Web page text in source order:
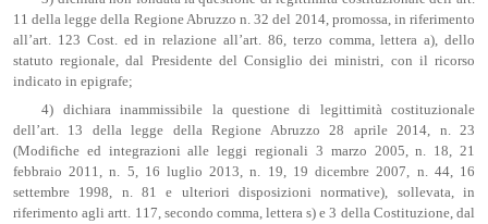
11 della legge della Regione Abruzzo n. 32 del 2014, promossa, in riferimento
all’art. 123 Cost. ed in relazione all’art. 86, terzo comma, lettera a), dello
statuto regionale, dal Presidente del Consiglio dei ministri, con il ricorso
indicato in epigrafe;
4) dichiara inammissibile la questione di legittimità costituzionale
dell’art. 13 della legge della Regione Abruzzo 28 aprile 2014, n. 23
(Modifiche ed integrazioni alle leggi regionali 3 marzo 2005, n. 18, 21
febbraio 2011, n. 5, 16 luglio 2013, n. 19, 19 dicembre 2007, n. 44, 16
settembre 1998, n. 81 e ulteriori disposizioni normative), sollevata, in
riferimento agli artt. 117, secondo comma, lettera s) e 3 della Costituzione, dal